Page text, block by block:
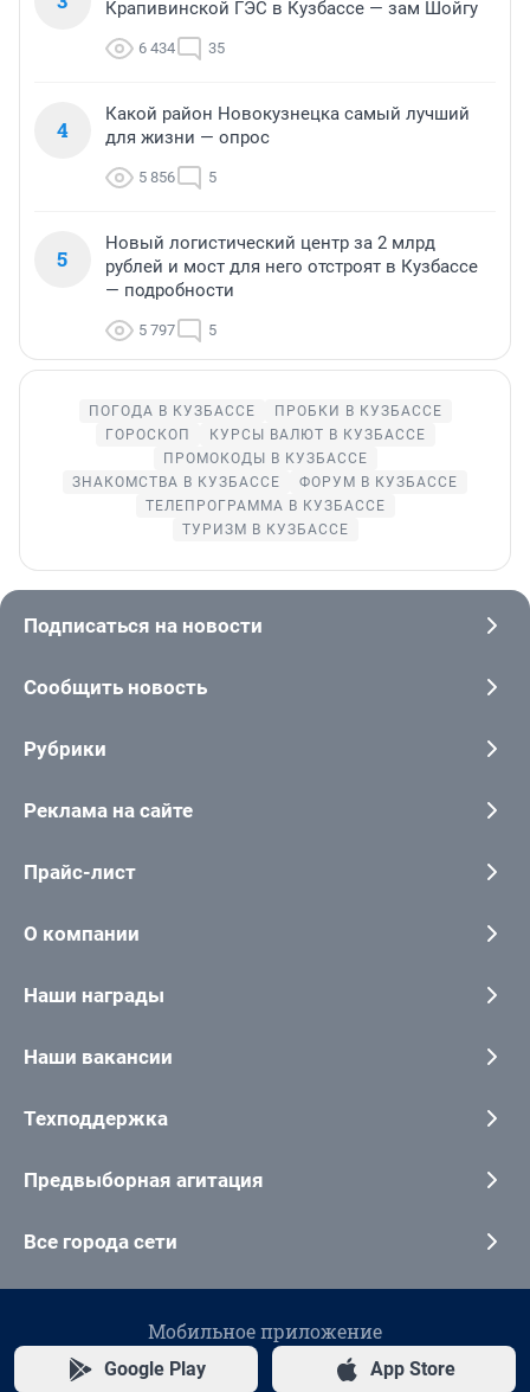
Крапивинской ГЭС в Кузбассе — зам Шойгу
6 434 35
4
Какой район Новокузнецка самый лучший
для жизни — опрос
5 856 5
5
Новый логистический центр за 2 млрд
рублей и мост для него отстроят в Кузбассе
— подробности
5 797 5
ПОГОДА В КУЗБАССЕ
ПРОБКИ В КУЗБАССЕ
ГОРОСКОП
КУРСЫ ВАЛЮТ В КУЗБАССЕ
ПРОМОКОДЫ В КУЗБАССЕ
ЗНАКОМСТВА В КУЗБАССЕ
ФОРУМ В КУЗБАССЕ
ТЕЛЕПРОГРАММА В КУЗБАССЕ
ТУРИЗМ В КУЗБАССЕ
Подписаться на новости
Сообщить новость
Рубрики
Реклама на сайте
Прайс-лист
О компании
Наши награды
Наши вакансии
Техподдержка
Предвыборная агитация
Все города сети
Мобильное приложение
Google Play App Store